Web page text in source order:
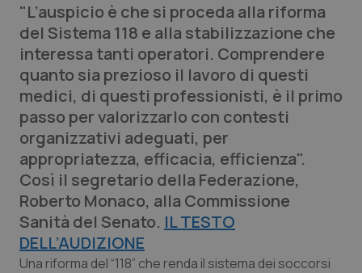
QS Pro
Professionisti Sanitari.AI
Abruzzo
Basilicata
Calabria
Campania
QS Pro Gold
Artrite & artrosi
Asma & BPCO
Car-T
QS Club Newsletter
"L’auspicio è che si proceda alla riforma
del Sistema 118 e alla stabilizzazione che
interessa tanti operatori. Comprendere
quanto sia prezioso il lavoro di questi
medici, di questi professionisti, è il primo
passo per valorizzarlo con contesti
organizzativi adeguati, per
appropriatezza, efficacia, efficienza".
Così il segretario della Federazione,
Roberto Monaco, alla Commissione
Sanità del Senato. IL TESTO
DELL’AUDIZIONE
Una riforma del “118” che renda il sistema dei soccorsi